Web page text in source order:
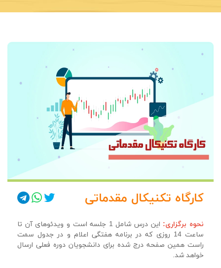
کارگاه تکنیکال مقدماتی
نحوه برگزاری:
این درس شامل 1 جلسه است و ویدئوهای آن تا
ساعت 14 روزی که در برنامه هفتگی اعلام و در جدول سمت
راست همین صفحه درج شده برای دانشجویان دوره فعلی ارسال
خواهد شد.